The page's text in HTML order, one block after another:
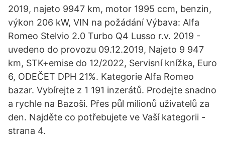
2019, najeto 9947 km, motor 1995 ccm, benzin,
výkon 206 kW, VIN na požádání Výbava: Alfa
Romeo Stelvio 2.0 Turbo Q4 Lusso r.v. 2019 -
uvedeno do provozu 09.12.2019, Najeto 9 947
km, STK+emise do 12/2022, Servisní knížka, Euro
6, ODEČET DPH 21%. Kategorie Alfa Romeo
bazar. Vybírejte z 1 191 inzerátů. Prodejte snadno
a rychle na Bazoši. Přes půl milionů uživatelů za
den. Najděte co potřebujete ve Vaší kategorii -
strana 4.